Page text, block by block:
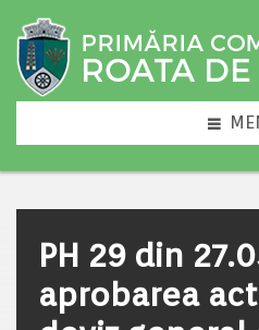
PH 29 din
aprobarea